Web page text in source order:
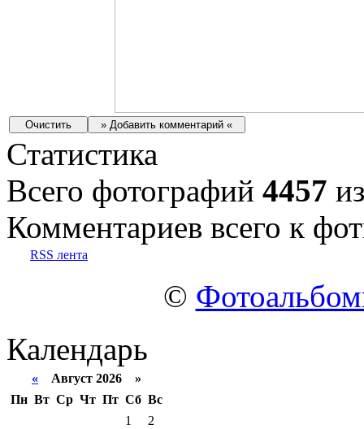
Статистика
Всего фотографий 4457
Комментариев всего к
RSS лента
©
Календарь
« Август 2026 »
Пн Вт Ср Чт Пт Сб Вс
1
2